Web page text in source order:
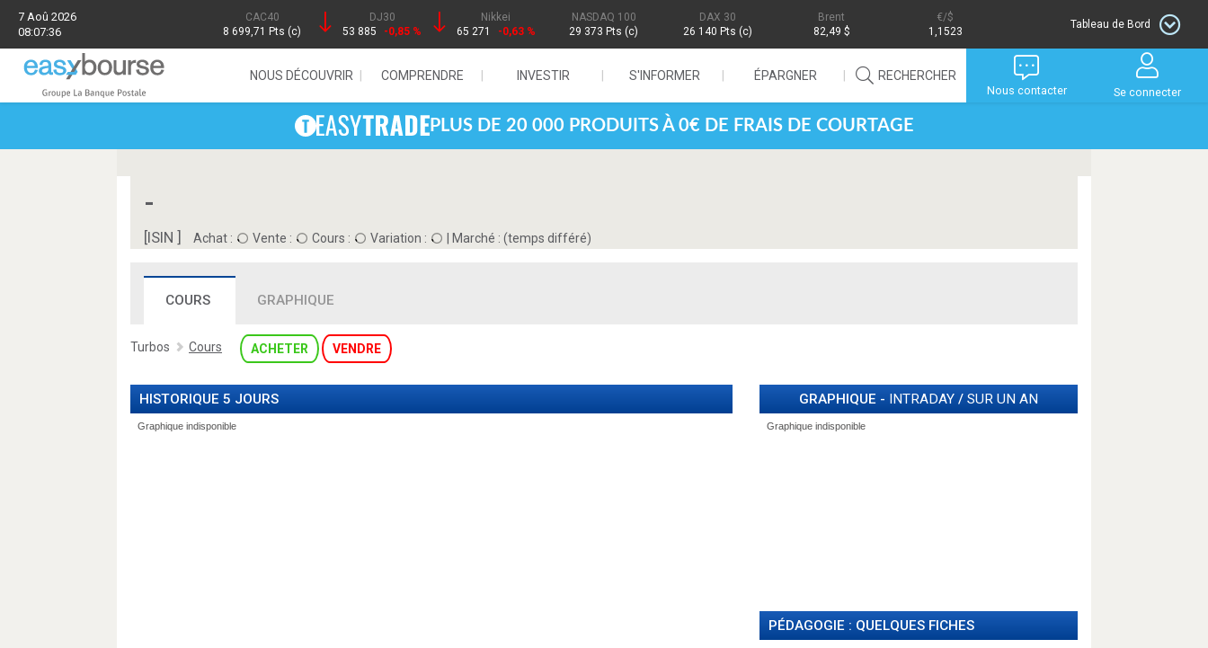
7 Aoû 2026
08:07:36
CAC40
8 699,71 Pts (c)
DJ30
53 885
-0,85 %
Nikkei
65 271
-0,63 %
NASDAQ 100
29 373 Pts (c)
DAX 30
26 140 Pts (c)
Brent
82,49 $
/$
1,1523
Tableau de Bord
NOUS DÉCOUVRIR COMPRENDRE INVESTIR S'INFORMER ÉPARGNER RECHERCHER
Nous contacter Se connecter
PLUS DE 20 000 PRODUITS À 0€ DE FRAIS DE COURTAGE
-
[ISIN ] Achat : Vente : Cours : Variation : Marché : (temps différé)
COURS GRAPHIQUE
Turbos Cours ACHETER VENDRE
HISTORIQUE 5 JOURS GRAPHIQUE - INTRADAY /SUR UN AN
PÉDAGOGIE : QUELQUES FICHES